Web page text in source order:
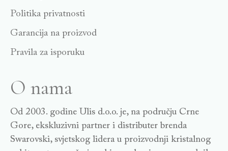
Politika privatnosti
Garancija na proizvod
Pravila za isporuku
O nama
Od 2003. godine Ulis d.o.o. je, na području Crne
Gore, ekskluzivni partner i distributer brenda
Swarovski, svjetskog lidera u proizvodnji kristalnog